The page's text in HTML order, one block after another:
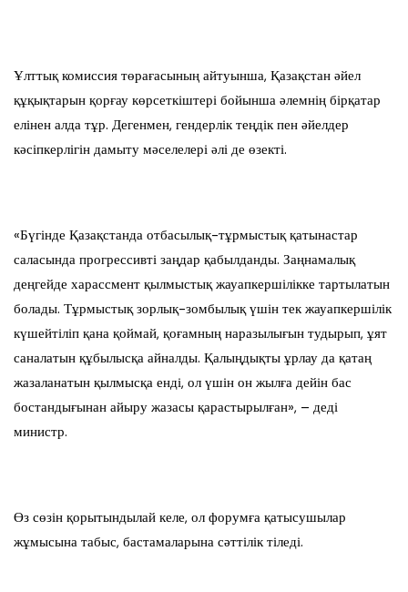
Ұлттық комиссия төрағасының айтуынша, Қазақстан әйел
құқықтарын қорғау көрсеткіштері бойынша әлемнің бірқатар
елінен алда тұр. Дегенмен, гендерлік теңдік пен әйелдер
кәсіпкерлігін дамыту мәселелері әлі де өзекті.
«Бүгінде Қазақстанда отбасылық-тұрмыстық қатынастар
саласында прогрессивті заңдар қабылданды. Заңнамалық
деңгейде харассмент қылмыстық жауапкершілікке тартылатын
болады. Тұрмыстық зорлық-зомбылық үшін тек жауапкершілік
күшейтіліп қана қоймай, қоғамның наразылығын тудырып, ұят
саналатын құбылысқа айналды. Қалыңдықты ұрлау да қатаң
жазаланатын қылмысқа енді, ол үшін он жылға дейін бас
бостандығынан айыру жазасы қарастырылған», – деді
министр.
Өз сөзін қорытындылай келе, ол форумға қатысушылар
жұмысына табыс, бастамаларына сәттілік тіледі.